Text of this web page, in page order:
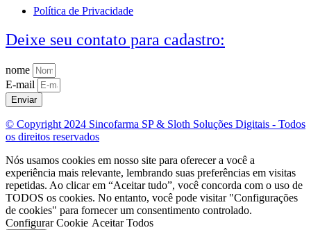
Política de Privacidade
Deixe seu contato para cadastro:
nome
E-mail
Enviar
© Copyright 2024 Sincofarma SP & Sloth Soluções Digitais - Todos
os direitos reservados
Nós usamos cookies em nosso site para oferecer a você a
experiência mais relevante, lembrando suas preferências em visitas
repetidas. Ao clicar em “Aceitar tudo”, você concorda com o uso de
TODOS os cookies. No entanto, você pode visitar "Configurações
de cookies" para fornecer um consentimento controlado.
Configurar Cookie Aceitar Todos